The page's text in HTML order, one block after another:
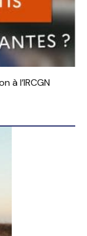
à l’IRCGN